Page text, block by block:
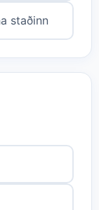
staðinn